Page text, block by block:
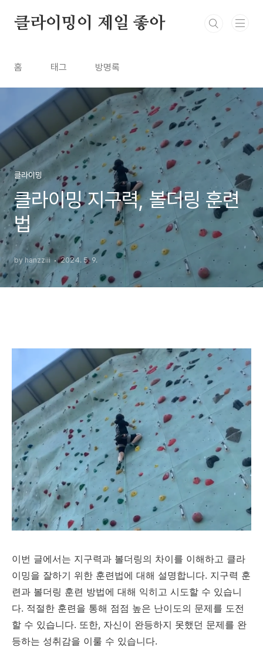
클라이밍이 제일 좋아
홈 태그 방명록
클라이밍
클라이밍 지구력, 볼더링 훈련
법
by hanzziii 2024. 5. 9.
이번 글에서는 지구력과 볼더링의 차이를 이해하고 클라
이밍을 잘하기 위한 훈련법에 대해 설명합니다. 지구력 훈
련과 볼더링 훈련 방법에 대해 익히고 시도할 수 있습니
다. 적절한 훈련을 통해 점점 높은 난이도의 문제를 도전
할 수 있습니다. 또한, 자신이 완등하지 못했던 문제를 완
등하는 성취감을 이룰 수 있습니다.